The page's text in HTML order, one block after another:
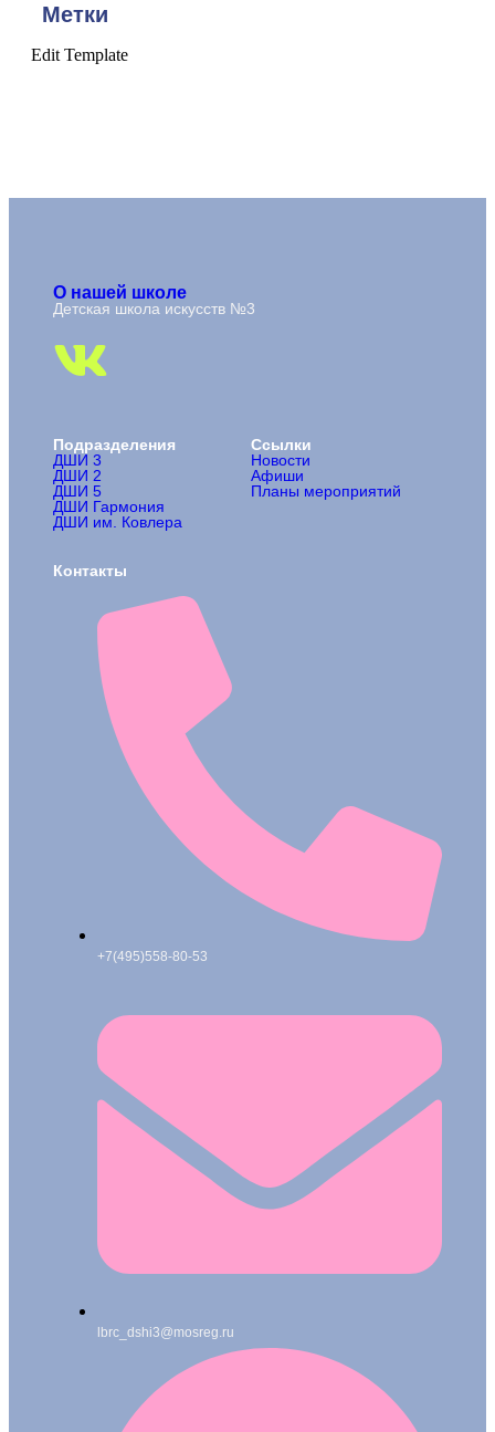
Метки
Edit Template
О нашей школе
Детская школа искусств №3
Подразделения
ДШИ 3
ДШИ 2
ДШИ 5
ДШИ Гармония
ДШИ им. Ковлера
Ссылки
Новости
Афиши
Планы мероприятий
Контакты
+7(495)558-80-53
lbrc_dshi3@mosreg.ru